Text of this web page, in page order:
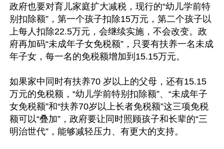
政府也要对育儿家庭扩大减税，现行的“幼儿学前特
别扣除额”，第一个孩子扣除15万元，第二个孩子以
上每人扣除22.5万元，会继续实施，不会改变。政
府再加码“未成年子女免税额”，只要有扶养一名未成
年子女，每一名的免税额增加到15.15万元。
如果家中同时有扶养70 岁以上的父母，还有15.15
万元的免税额，“幼儿学前特别扣除额”、“未成年子
女免税额”和“扶养70岁以上长者免税额”这三项免税
额可以“叠加”，政府要让同时照顾孩子和长辈的“三
明治世代”，能够减轻压力、有更大的支持。